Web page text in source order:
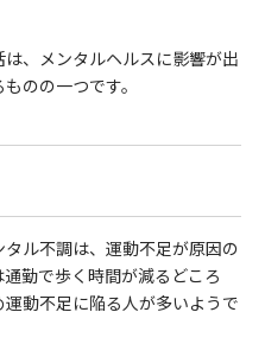
、メンタルヘルスに影響が出
のの一つです。
ル不調は、運動不足が原因の
勤で歩く時間が減るどころ
動不足に陥る人が多いようで